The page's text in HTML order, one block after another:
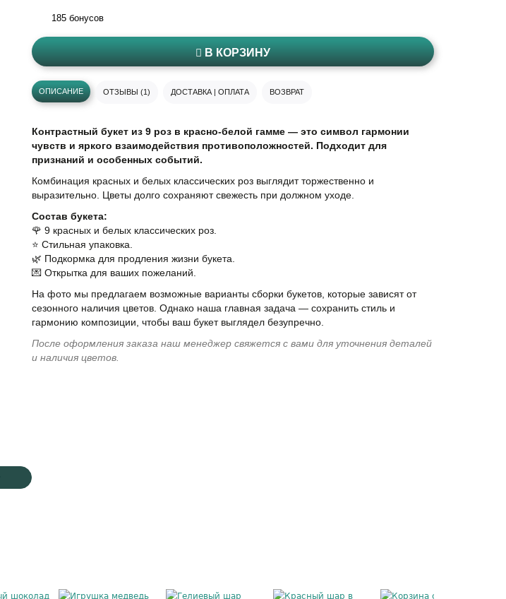
185 бонусов
В КОРЗИНУ
ОПИСАНИЕ ОТЗЫВЫ (1) ДОСТАВКА | ОПЛАТА ВОЗВРАТ
Контрастный букет из 9 роз в красно-белой гамме — это символ гармонии
чувств и яркого взаимодействия противоположностей. Подходит для
признаний и особенных событий.
Комбинация красных и белых классических роз выглядит торжественно и
выразительно. Цветы долго сохраняют свежесть при должном уходе.
Состав букета:
🌹 9 красных и белых классических роз.
⭐️ Стильная упаковка.
🌿 Подкормка для продления жизни букета.
💌 Открытка для ваших пожеланий.
На фото мы предлагаем возможные варианты сборки букетов, которые зависят от
сезонного наличия цветов. Однако наша главная задача — сохранить стиль и
гармонию композиции, чтобы ваш букет выглядел безупречно.
После оформления заказа наш менеджер свяжется с вами для уточнения деталей
и наличия цветов.